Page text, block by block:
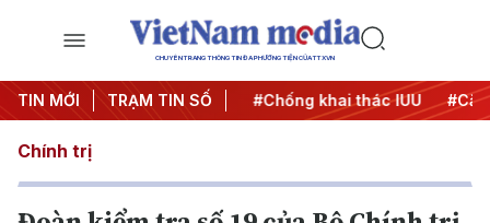
CHUYÊN TRANG THÔNG TIN ĐA PHƯƠNG TIỆN CỦA TTXVN
TIN MỚI TRẠM TIN SỐ
#Chiến dịch 500 ngày đêm #Chống khai thác IUU
Chính trị